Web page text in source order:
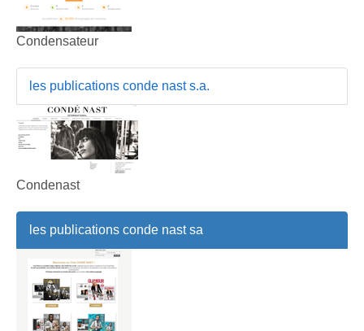
Condensateur
les publications conde nast s.a.
Condenast
les publications conde nast sa